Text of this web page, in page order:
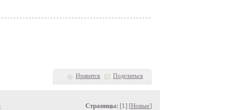
Нравится Поделиться
Страницы: [1] [Новые]